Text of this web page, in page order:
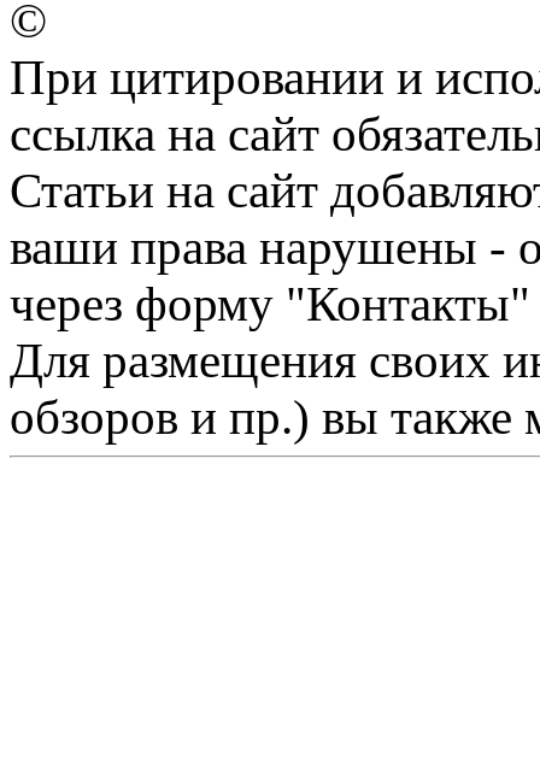
©
При цитировании и
ссылка на сайт
Статьи на сайт
ваши права нарушены -
через форму "Контакты"
Для размещения своих
обзоров и пр.) вы также